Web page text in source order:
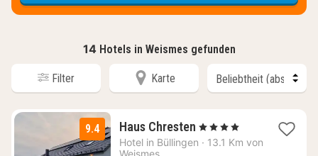
14 Hotels in Weismes gefunden
Filter Karte
9.4 Haus Chresten 2
Nächte
, 4 Sterne
Hotel in Büllingen · 13.1 Km von
Weismes